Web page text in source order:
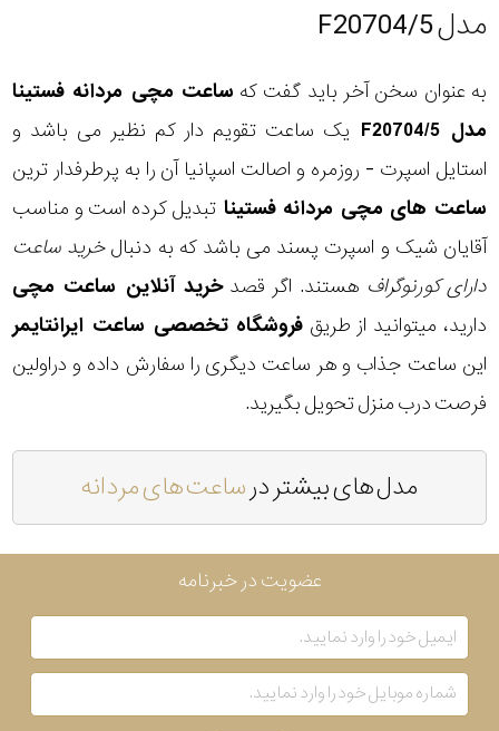
مدل F20704/5
به عنوان سخن آخر باید گفت که ساعت مچی مردانه فستینا
مدل F20704/5
یک ساعت تقویم دار کم نظیر می باشد و
استایل اسپرت - روزمره و اصالت اسپانیا آن را به پرطرفدار ترین
ساعت های مچی مردانه فستینا تبدیل کرده است و مناسب
آقایان شیک و اسپرت پسند می باشد که به دنبالخرید ساعت
دارای کورنوگراف هستند. اگر قصدخرید آنلاین ساعت مچی
دارید، میتوانید از طریق فروشگاه تخصصی ساعت ایرانتایمر
این ساعت جذاب و هر ساعت دیگری را سفارش داده و دراولین
فرصت درب منزل تحویل بگیرید.
مدل های بیشتر درساعت های مردانه
عضویت در خبرنامه